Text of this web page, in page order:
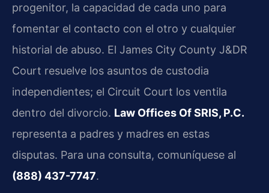
progenitor, la capacidad de cada uno para
fomentar el contacto con el otro y cualquier
historial de abuso. El James City County J&DR
Court resuelve los asuntos de custodia
independientes; el Circuit Court los ventila
dentro del divorcio. Law Offices Of SRIS, P.C.
representa a padres y madres en estas
disputas. Para una consulta, comuníquese al
(888) 437-7747.